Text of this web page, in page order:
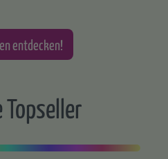
Topseller
entdecken!